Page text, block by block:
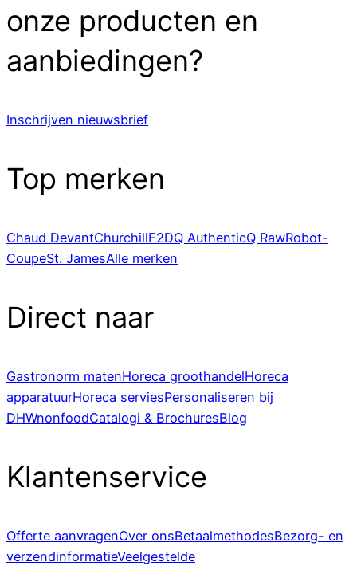
onze producten en
aanbiedingen?
Inschrijven nieuwsbrief
Top merken
Chaud DevantChurchillF2DQ AuthenticQ RawRobot-
CoupeSt. JamesAlle merken
Direct naar
Gastronorm matenHoreca groothandelHoreca
apparatuurHoreca serviesPersonaliseren bij
DHWnonfoodCatalogi & BrochuresBlog
Klantenservice
Offerte aanvragenOver onsBetaalmethodesBezorg- en
verzendinformatieVeelgestelde